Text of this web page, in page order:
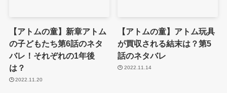
【アトムの童】新章アトム
の子どもたち第6話のネタ
バレ！それぞれの1年後
は？
2022.11.20
【アトムの童】アトム玩具
が買収される結末は？第5
話のネタバレ
2022.11.14